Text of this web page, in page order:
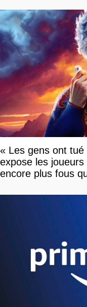
« Les gens ont
expose les
encore plus fous